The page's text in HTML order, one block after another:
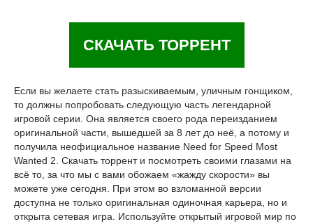
СКАЧАТЬ ТОРРЕНТ
Если вы желаете стать разыскиваемым, уличным гонщиком,
то должны попробовать следующую часть легендарной
игровой серии. Она является своего рода переизданием
оригинальной части, вышедшей за 8 лет до неё, а потому и
получила неофициальное название Need for Speed Most
Wanted 2. Скачать торрент и посмотреть своими глазами на
всё то, за что мы с вами обожаем «жажду скорости» вы
можете уже сегодня. При этом во взломанной версии
доступна не только оригинальная одиночная карьера, но и
открыта сетевая игра. Используйте открытый игровой мир по